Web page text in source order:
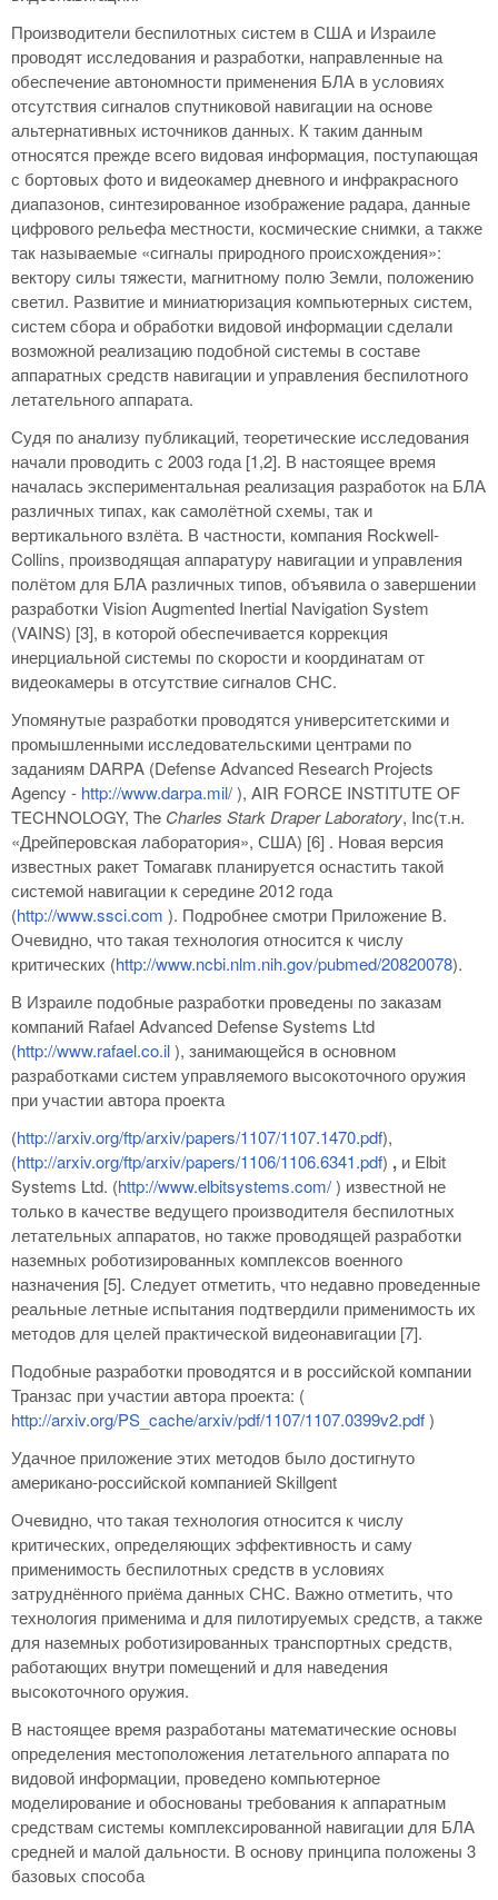
Производители беспилотных систем в США и Израиле
проводят исследования и разработки, направленные на
обеспечение автономности применения БЛА в условиях
отсутствия сигналов спутниковой навигации на основе
альтернативных источников данных. К таким данным
относятся прежде всего видовая информация, поступающая
с бортовых фото и видеокамер дневного и инфракрасного
диапазонов, синтезированное изображение радара, данные
цифрового рельефа местности, космические снимки, а также
так называемые «сигналы природного происхождения»:
вектору силы тяжести, магнитному полю Земли, положению
светил. Развитие и миниатюризация компьютерных систем,
систем сбора и обработки видовой информации сделали
возможной реализацию подобной системы в составе
аппаратных средств навигации и управления беспилотного
летательного аппарата.
Судя по анализу публикаций, теоретические исследования
начали проводить с 2003 года [1,2]. В настоящее время
началась экспериментальная реализация разработок на БЛА
различных типах, как самолётной схемы, так и
вертикального взлёта. В частности, компания Rockwell-
Collins, производящая аппаратуру навигации и управления
полётом для БЛА различных типов, объявила о завершении
разработки Vision Augmented Inertial Navigation System
(VAINS) [3], в которой обеспечивается коррекция
инерциальной системы по скорости и координатам от
видеокамеры в отсутствие сигналов СНС.
Упомянутые разработки проводятся университетскими и
промышленными исследовательскими центрами по
заданиям DARPA (Defense Advanced Research Projects
Agency - http://www.darpa.mil/), AIR FORCE INSTITUTE OF
TECHNOLOGY, The Charles Stark DraperLaboratory, Inc(т.н.
«Дрейперовская лаборатория», США) [6] . Новая версия
известных ракет Томагавк планируется оснастить такой
системой навигации к середине 2012 года
(http://www.ssci.com ). Подробнее смотри Приложение В.
Очевидно, что такая технология относится к числу
критических (http://www.ncbi.nlm.nih.gov/pubmed/20820078).
В Израиле подобные разработки проведены по заказам
компаний Rafael Advanced Defense Systems Ltd
(http://www.rafael.co.il), занимающейся в основном
разработками систем управляемого высокоточного оружия
при участии автора проекта
(http://arxiv.org/ftp/arxiv/papers/1107/1107.1470.pdf),
(http://arxiv.org/ftp/arxiv/papers/1106/1106.6341.pdf) , и Elbit
Systems Ltd. (http://www.elbitsystems.com/) известной не
только в качестве ведущего производителя беспилотных
летательных аппаратов, но также проводящей разработки
наземных роботизированных комплексов военного
назначения [5]. Следует отметить, что недавно проведенные
реальные летные испытания подтвердили применимость их
методов для целей практической видеонавигации [7].
Подобные разработки проводятся и в российской компании
Транзас при участии автора проекта: (
http://arxiv.org/PS_cache/arxiv/pdf/1107/1107.0399v2.pdf)
Удачное приложение этих методов было достигнуто
американо-российской компанией Skillgent
Очевидно, что такая технология относится к числу
критических, определяющих эффективность и саму
применимость беспилотных средств в условиях
затруднённого приёма данных СНС. Важно отметить, что
технология применима и для пилотируемых средств, а также
для наземных роботизированных транспортных средств,
работающих внутри помещений и для наведения
высокоточного оружия.
В настоящее время разработаны математические основы
определения местоположения летательного аппарата по
видовой информации, проведено компьютерное
моделирование и обоснованы требования к аппаратным
средствам системы комплексированной навигации для БЛА
средней и малой дальности. В основу принципа положены 3
базовых способа